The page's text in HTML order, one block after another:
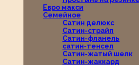
Евро макси
Семейное
Сатин делюкс
Сатин-страйп
Сатин-фланель
сатин-тенсел
Сатин-жатый шелк
Сатин-жаккард